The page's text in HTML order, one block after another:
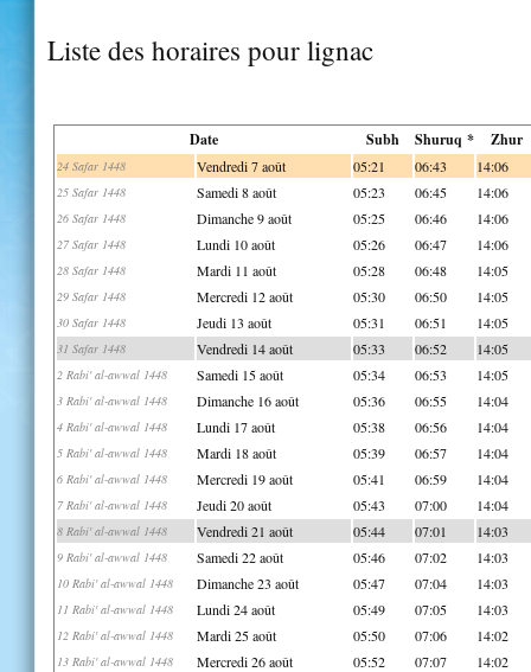
Liste des horaires pour lignac
Date Subh Shuruq * Zhur
24 Safar 1448 Vendredi 7 août 05:21 06:43 14:06
25 Safar 1448 Samedi 8 août 05:23 06:45 14:06
26 Safar 1448 Dimanche 9 août 05:25 06:46 14:06
27 Safar 1448 Lundi 10 août 05:26 06:47 14:06
28 Safar 1448 Mardi 11 août 05:28 06:48 14:05
29 Safar 1448 Mercredi 12 août 05:30 06:50 14:05
30 Safar 1448 Jeudi 13 août 05:31 06:51 14:05
31 Safar 1448 Vendredi 14 août 05:33 06:52 14:05
2 Rabi' al-awwal 1448 Samedi 15 août 05:34 06:53 14:05
3 Rabi' al-awwal 1448 Dimanche 16 août 05:36 06:55 14:04
4 Rabi' al-awwal 1448 Lundi 17 août 05:38 06:56 14:04
5 Rabi' al-awwal 1448 Mardi 18 août 05:39 06:57 14:04
6 Rabi' al-awwal 1448 Mercredi 19 août 05:41 06:59 14:04
7 Rabi' al-awwal 1448 Jeudi 20 août 05:43 07:00 14:04
8 Rabi' al-awwal 1448 Vendredi 21 août 05:44 07:01 14:03
9 Rabi' al-awwal 1448 Samedi 22 août 05:46 07:02 14:03
10 Rabi' al-awwal 1448 Dimanche 23 août 05:47 07:04 14:03
11 Rabi' al-awwal 1448 Lundi 24 août 05:49 07:05 14:03
12 Rabi' al-awwal 1448 Mardi 25 août 05:50 07:06 14:02
13 Rabi' al-awwal 1448 Mercredi 26 août 05:52 07:07 14:02